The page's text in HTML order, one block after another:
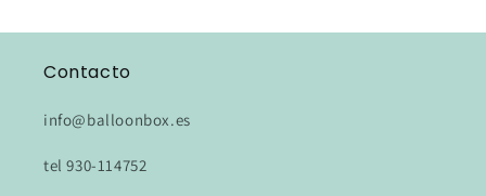
Contacto
info@balloonbox.es
tel 930-114752